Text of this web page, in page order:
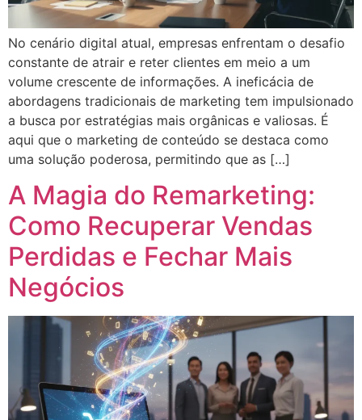
No cenário digital atual, empresas enfrentam o desafio
constante de atrair e reter clientes em meio a um
volume crescente de informações. A ineficácia de
abordagens tradicionais de marketing tem impulsionado
a busca por estratégias mais orgânicas e valiosas. É
aqui que o marketing de conteúdo se destaca como
uma solução poderosa, permitindo que as […]
A Magia do Remarketing:
Como Recuperar Vendas
Perdidas e Fechar Mais
Negócios